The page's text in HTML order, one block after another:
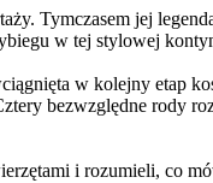
Tymczasem jej
w tej stylowej
w kolejny etap
bezwzględne rody
i rozumieli, co